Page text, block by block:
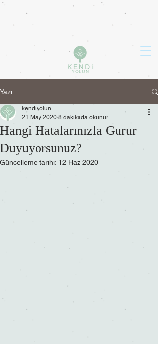
Yazı
Hangi Hatalarınızla Gurur
Duyuyorsunuz?
kendiyolun
21 May 2020 8 dakikada okunur
Güncelleme tarihi: 12 Haz 2020